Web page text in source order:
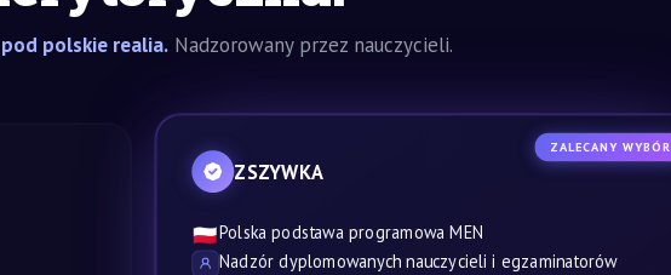
polskie realia.Nadzorowany przez nauczycieli.
ZALECANY WYBÓR
ZSZYWKA
🇵🇱Polska podstawa programowa MEN
Nadzór dyplomowanych nauczycieli i egzaminatorów